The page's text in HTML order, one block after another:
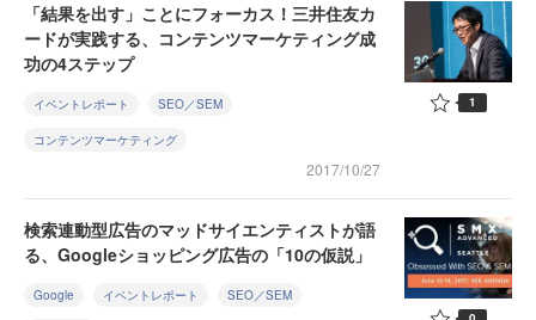
「結果を出す」ことにフォーカス！三井住友カ
ードが実践する、コンテンツマーケティング成
功の4ステップ
イベントレポート SEO／SEM
コンテンツマーケティング
2017/10/27
1
検索連動型広告のマッドサイエンティストが語
る、Googleショッピング広告の「10の仮説」
Google イベントレポート SEO／SEM